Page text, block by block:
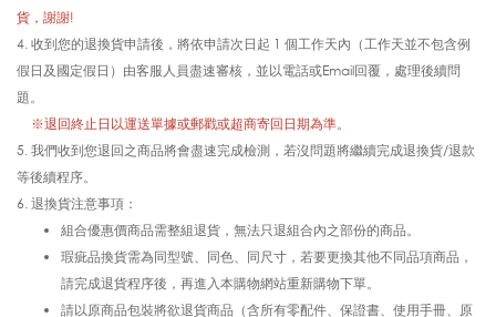
貨，謝謝!
4. 收到您的退換貨申請後，將依申請次日起 1 個工作天內（工作天並不包含例
假日及國定假日）由客服人員盡速審核，並以電話或Email回覆，處理後續問
題。
※退回終止日以運送單據或郵戳或超商寄回日期為準。
5. 我們收到您退回之商品將會盡速完成檢測，若沒問題將繼續完成退換貨/退款
等後續程序。
6. 退換貨注意事項：
組合優惠價商品需整組退貨，無法只退組合內之部份的商品。
瑕疵品換貨需為同型號、同色、同尺寸，若要更換其他不同品項商品，
請完成退貨程序後，再進入本購物網站重新購物下單。
請以原商品包裝將欲退貨商品（含所有零配件、保證書、使用手冊、原